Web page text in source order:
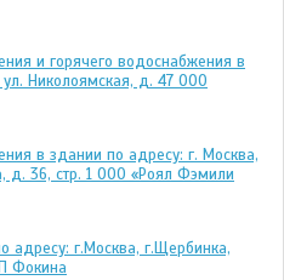
и горячего водоснабжения в
Николоямская, д. 47 ООО
в здании по адресу: г. Москва,
д. 36, стр. 1 ООО «Роял Фэмили
адресу: г.Москва, г.Щербинка,
Фокина